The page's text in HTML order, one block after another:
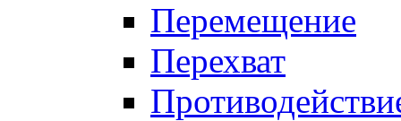
Перемещение
Перехват